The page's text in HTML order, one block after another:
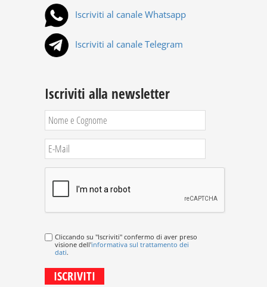
Iscriviti al canale Whatsapp
Iscriviti al canale Telegram
Iscriviti alla newsletter
Cliccando su "Iscriviti" confermo di aver preso
visione dell'informativa sul trattamento dei
dati.